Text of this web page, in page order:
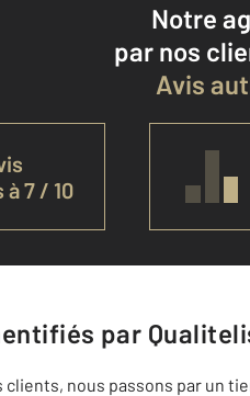
Notre
par nos
Avis
7 / 10
par
clients, nous passons par un